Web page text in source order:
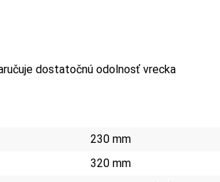
dostatočnú odolnosť vrecka
230 mm
320 mm